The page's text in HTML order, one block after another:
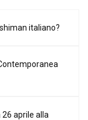
italiano?
aprile alla